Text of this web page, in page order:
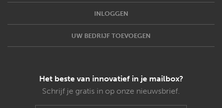
INLOGGEN
UW BEDRIJF TOEVOEGEN
Het beste van innovatief in je mailbox?
Schrijf je gratis in op onze nieuwsbrief.